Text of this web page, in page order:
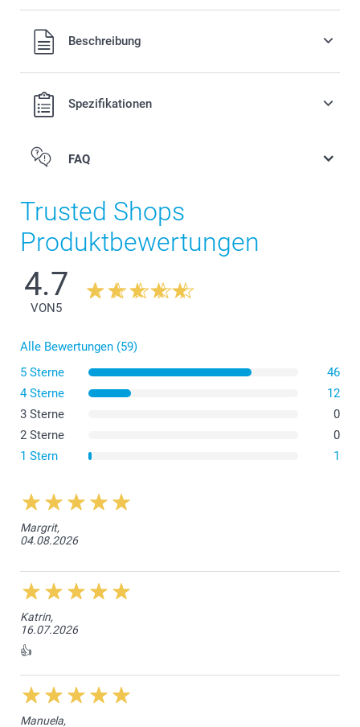
Alle Preise verstehen sich in Schweizer Franken (CHF) inkl.
MwSt. und zzgl. Versandkosten.
Beschreibung
Spezifikationen
FAQ
Trusted Shops
Produktbewertungen
4.7
VON5
Alle Bewertungen (59)
5 Sterne
46
4 Sterne
12
3 Sterne
0
2 Sterne
0
1 Stern
1
Margrit,
04.08.2026
Katrin,
16.07.2026
👍
Manuela,